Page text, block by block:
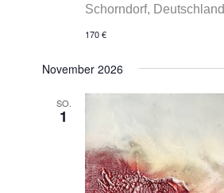
Schorndorf, Deutschland
170 €
November 2026
SO.
1